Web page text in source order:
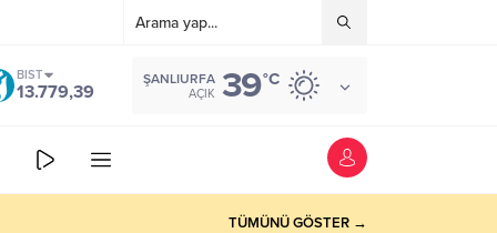
BIST
13.779,39
ŞANLIURFA
AÇIK 39°C
TÜMÜNÜ GÖSTER →